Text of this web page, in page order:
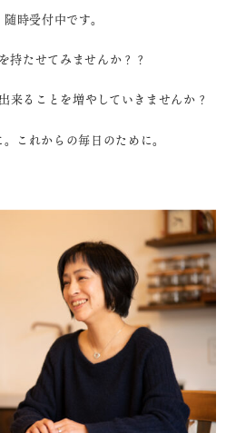
時受付中です。
持たせてみませんか？？
来ることを増やしていきませんか？
これからの毎日のために。